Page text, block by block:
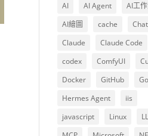
AI AI Agent
AI工
AI繪圖
cache
Claude
Claude Code
codex
ComfyUI
Docker
GitHub
Hermes Agent
iis
javascript
Linux